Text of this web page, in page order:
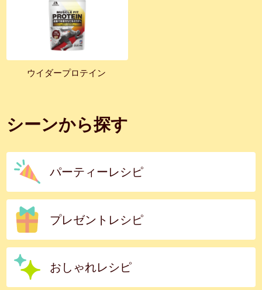
ウイダープロテイン
シーンから探す
パーティーレシピ
プレゼントレシピ
おしゃれレシピ